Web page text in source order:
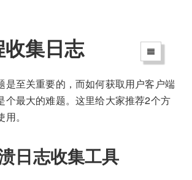
集日志
是至关重要的，而如何获取用户客户端
个最大的难题。这里给大家推荐2个方
。
日志收集工具